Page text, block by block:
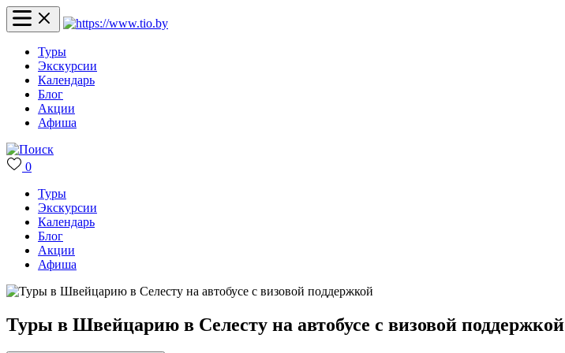
Туры
Экскурсии
Календарь
Блог
Акции
Афиша
0
Туры
Экскурсии
Календарь
Блог
Акции
Афиша
Туры в Швейцарию в Селесту на автобусе с визовой поддержкой